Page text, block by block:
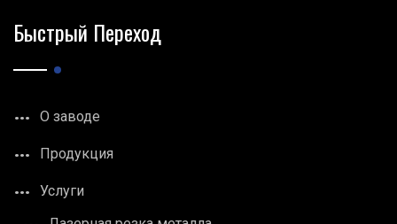
Быстрый Переход
О заводе
Продукция
Услуги